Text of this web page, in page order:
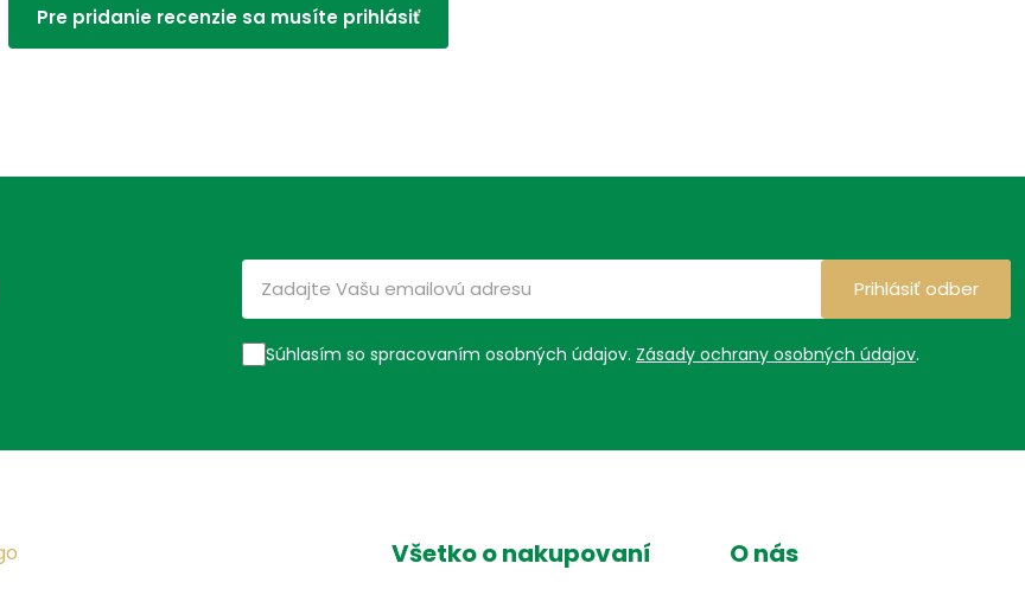
Pre pridanie recenzie sa musíte prihlásiť
Súhlasím so spracovaním osobných údajov. Zásady ochrany osobných údajov.
Prihlásiť odber
Všetko o nakupovaní O nás